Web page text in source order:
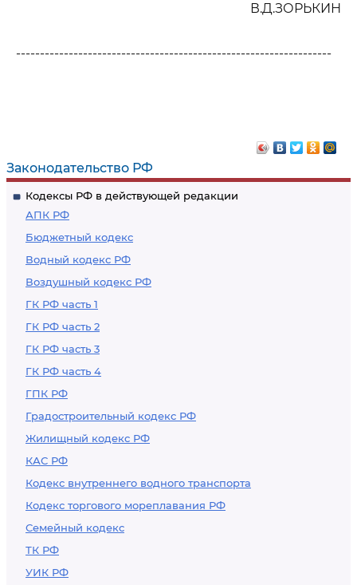
Законодательство РФ
Кодексы РФ в действующей редакции
АПК РФ
Бюджетный кодекс
Водный кодекс РФ
Воздушный кодекс РФ
ГК РФ часть 1
ГК РФ часть 2
ГК РФ часть 3
ГК РФ часть 4
ГПК РФ
Градостроительный кодекс РФ
Жилищный кодекс РФ
КАС РФ
Кодекс внутреннего водного транспорта
Кодекс торгового мореплавания РФ
Семейный кодекс
ТК РФ
УИК РФ
В.Д.ЗОРЬКИН
------------------------------------------------------------------